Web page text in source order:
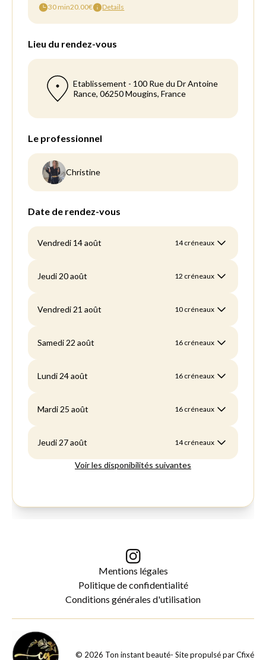
Mentions légales
Politique de confidentialité
Conditions générales d'utilisation
© 2026 Ton instant beauté- Site propulsé parCfixé